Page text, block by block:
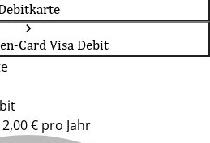
Card Visa Debit
€ pro Jahr